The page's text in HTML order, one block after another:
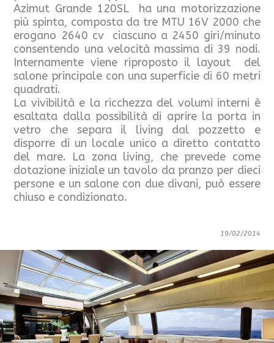
Azimut Grande 120SL ha una motorizzazione
più spinta, composta da tre MTU 16V 2000 che
erogano 2640 cv ciascuno a 2450 giri/minuto
consentendo una velocità massima di 39 nodi.
Internamente viene riproposto il layout del
salone principale con una superficie di 60 metri
quadrati.
La vivibilità e la ricchezza del volumi interni è
esaltata dalla possibilità di aprire la porta in
vetro che separa il living dal pozzetto e
disporre di un locale unico a diretto contatto
del mare. La zona living, che prevede come
dotazione iniziale un tavolo da pranzo per dieci
persone e un salone con due divani, può essere
chiuso e condizionato.
19/02/2014